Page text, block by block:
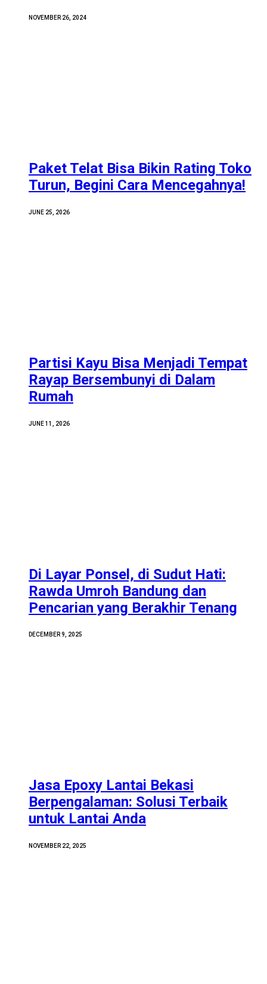
NOVEMBER 26, 2024
Paket Telat Bisa Bikin Rating Toko
Turun, Begini Cara Mencegahnya!
JUNE 25, 2026
Partisi Kayu Bisa Menjadi Tempat
Rayap Bersembunyi di Dalam
Rumah
JUNE 11, 2026
Di Layar Ponsel, di Sudut Hati:
Rawda Umroh Bandung dan
Pencarian yang Berakhir Tenang
DECEMBER 9, 2025
Jasa Epoxy Lantai Bekasi
Berpengalaman: Solusi Terbaik
untuk Lantai Anda
NOVEMBER 22, 2025